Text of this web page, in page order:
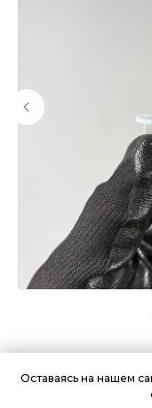
Оставаясь на нашем